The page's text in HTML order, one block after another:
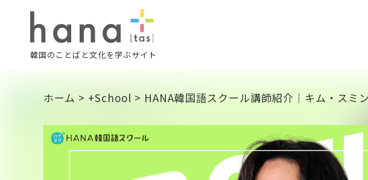
韓国のことばと文化を学ぶサイト
ホーム > +School > HANA韓国語スクール講師紹介｜キム・スミ